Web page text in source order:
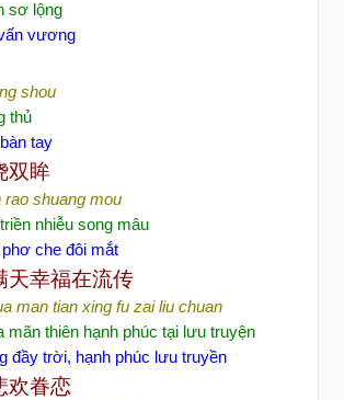
sơ lộng
vương
shou
thủ
bàn tay
双眸
rao shuang mou
nhiễu song mâu
che đôi mắt
天幸福在流传
man tian xing fu zai liu chuan
mãn thiên hạnh phúc tại lưu truyện
đầy trời, hạnh phúc lưu truyền
欢眷恋